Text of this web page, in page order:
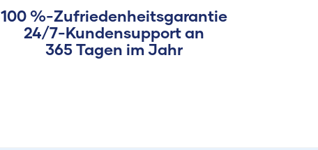
100 %-Zufriedenheitsgarantie
24/7-Kundensupport an
365 Tagen im Jahr